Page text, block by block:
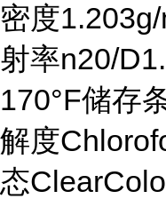
密度
射率n20/
170°F储存
解度
态